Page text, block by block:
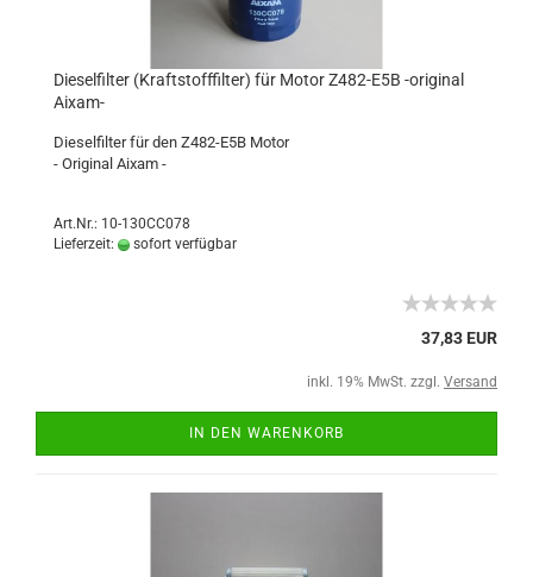
Dieselfilter (Kraftstofffilter) für Motor Z482-E5B -original
Aixam-
Dieselfilter für den Z482-E5B Motor
- Original Aixam -
Art.Nr.: 10-130CC078
Lieferzeit:
sofort verfügbar
37,83 EUR
inkl. 19% MwSt. zzgl. Versand
IN DEN WARENKORB